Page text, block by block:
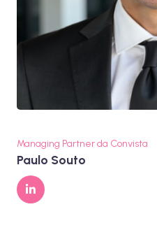
Managing Partner da Convista
Paulo Souto